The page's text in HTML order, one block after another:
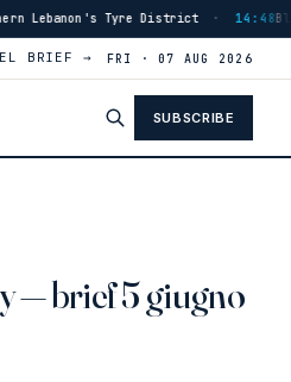
14:48Blast in Southern Lebanon
BRIEF → FRI · 07 AUG 2026
SUBSCRIBE
— brief 5 giugno